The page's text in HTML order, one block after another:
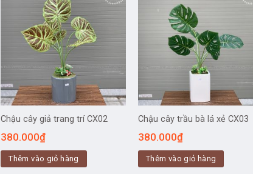
Chậu cây giả trang trí CX02
380.000₫
Thêm vào giỏ hàng
Chậu cây trầu bà lá xẻ CX03
380.000₫
Thêm vào giỏ hàng